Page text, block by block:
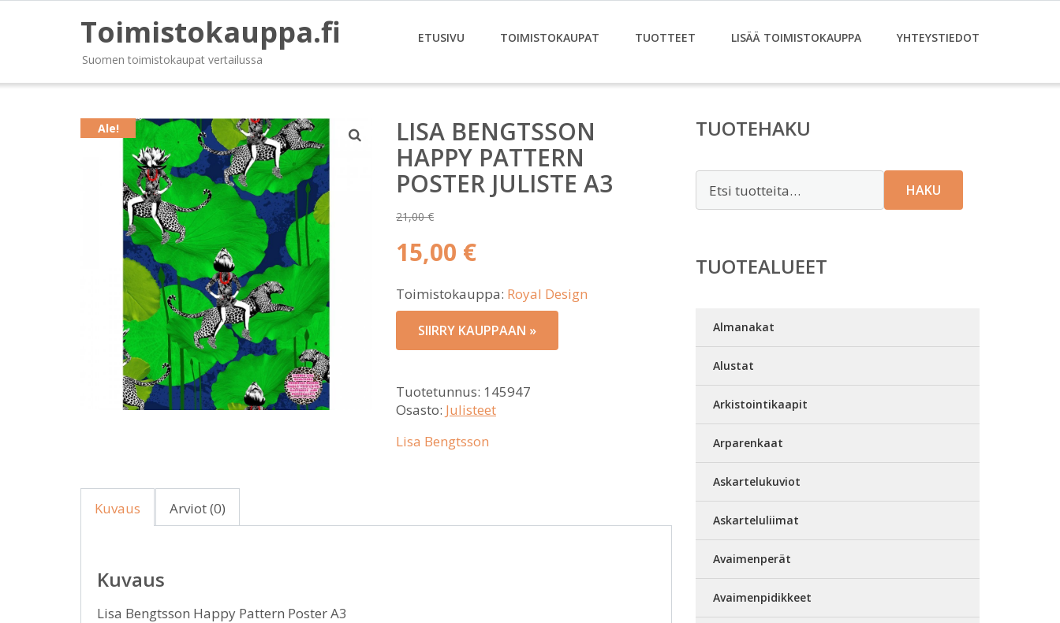
Toimistokauppa.fi
Suomen toimistokaupat vertailussa
ETUSIVU TOIMISTOKAUPAT TUOTTEET LISÄÄ TOIMISTOKAUPPA YHTEYSTIEDOT
Ale!
LISA BENGTSSON
HAPPY PATTERN
POSTER JULISTE A3
21,00€
Alkuperäinen
hinta
21,00 €.
15,00 €
hinta
on:
15,00 €.
Toimistokauppa: Royal Design
SIIRRY KAUPPAAN »
Tuotetunnus: 145947
Osasto: Julisteet
Lisa Bengtsson
Kuvaus Arviot (0)
Kuvaus
Lisa Bengtsson Happy Pattern Poster A3
TUOTEHAKU
HAKU
TUOTEALUEET
Almanakat
Alustat
Arkistointikaapit
Arparenkaat
Askartelukuviot
Askarteluliimat
Avaimenperät
Avaimenpidikkeet